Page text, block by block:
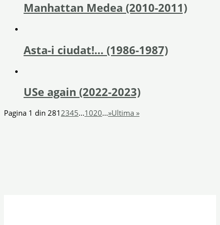
Manhattan Medea (2010-2011)
Asta-i ciudat!… (1986-1987)
USe again (2022-2023)
Pagina 1 din 2812345...1020...»Ultima »